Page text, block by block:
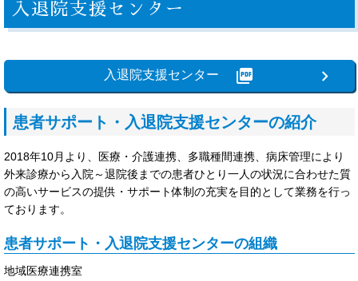
入退院支援センター
入退院支援センター picture_as_pdf
患者サポート・入退院支援センターの紹介
2018年10月より、医療・介護連携、多職種間連携、病床管理により
外来診療から入院～退院後までの患者ひとり一人の状況に合わせた質
の高いサービスの提供・サポート体制の充実を目的として業務を行っ
ております。
患者サポート・入退院支援センターの組織
地域医療連携室